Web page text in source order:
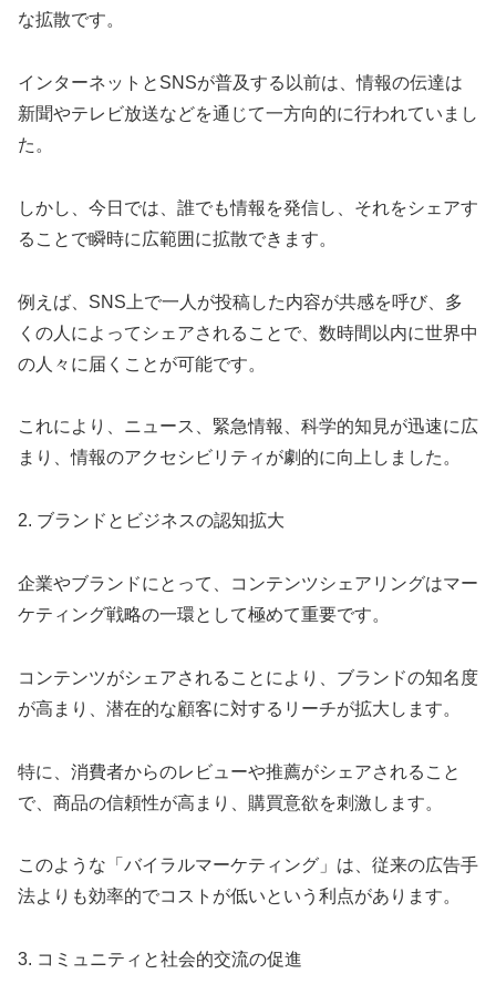
な拡散です。
インターネットとSNSが普及する以前は、情報の伝達は
新聞やテレビ放送などを通じて一方向的に行われていまし
た。
しかし、今日では、誰でも情報を発信し、それをシェアす
ることで瞬時に広範囲に拡散できます。
例えば、SNS上で一人が投稿した内容が共感を呼び、多
くの人によってシェアされることで、数時間以内に世界中
の人々に届くことが可能です。
これにより、ニュース、緊急情報、科学的知見が迅速に広
まり、情報のアクセシビリティが劇的に向上しました。
2. ブランドとビジネスの認知拡大
企業やブランドにとって、コンテンツシェアリングはマー
ケティング戦略の一環として極めて重要です。
コンテンツがシェアされることにより、ブランドの知名度
が高まり、潜在的な顧客に対するリーチが拡大します。
特に、消費者からのレビューや推薦がシェアされること
で、商品の信頼性が高まり、購買意欲を刺激します。
このような「バイラルマーケティング」は、従来の広告手
法よりも効率的でコストが低いという利点があります。
3. コミュニティと社会的交流の促進